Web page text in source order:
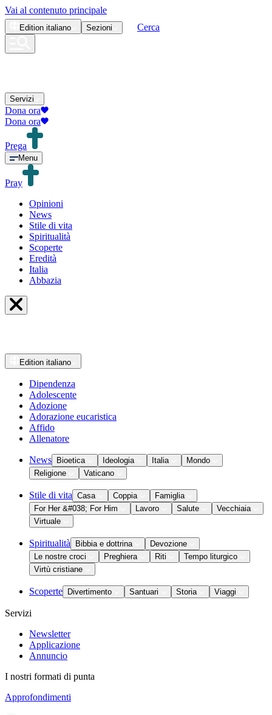
Vai al contenuto principale
Edition italiano Sezioni Cerca
Servizi
Dona ora
Dona ora
Prega
Menu
Pray
Opinioni
News
Stile di vita
Spiritualità
Scoperte
Eredità
Italia
Abbazia
Edition italiano
Dipendenza
Adolescente
Adozione
Adorazione eucaristica
Affido
Allenatore
News Bioetica Ideologia Italia
Mondo
Religione
Vaticano
Stile di vita Casa Coppia
Famiglia
For Her &#038; For Him
Lavoro Salute
Vecchiaia
Virtuale
Spiritualità Bibbia e dottrina
Devozione
Le nostre croci
Preghiera Riti
Tempo liturgico
Virtù cristiane
Scoperte Divertimento Santuari Storia Viaggi
Servizi
Newsletter
Applicazione
Annuncio
I nostri formati di punta
Approfondimenti